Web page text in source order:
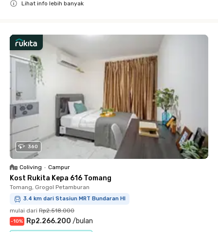
Lihat info lebih banyak
360
Coliving • Campur
Kost Rukita Kepa 616 Tomang
Tomang, Grogol Petamburan
3.4 km dari Stasiun MRT Bundaran HI
mulai dari Rp2.518.000
-10% Rp2.266.200 /bulan